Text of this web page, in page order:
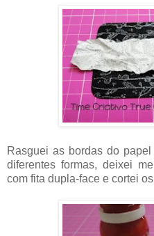
Rasguei as bordas do
diferentes formas, deixei
com fita dupla-face e cortei